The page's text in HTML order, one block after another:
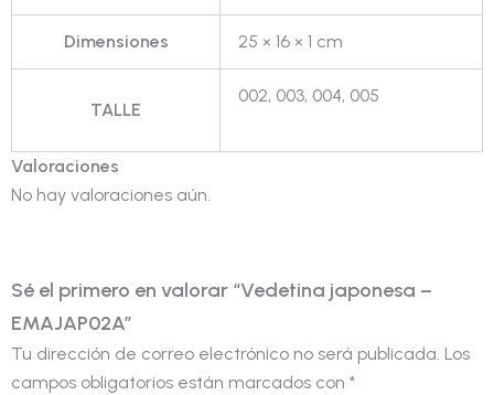
Dimensiones 25 × 16 × 1 cm
TALLE
002, 003, 004, 005
Valoraciones
No hay valoraciones aún.
Sé el primero en valorar “Vedetina japonesa –
EMAJAP02A”
Tu dirección de correo electrónico no será publicada. Los
campos obligatorios están marcados con *